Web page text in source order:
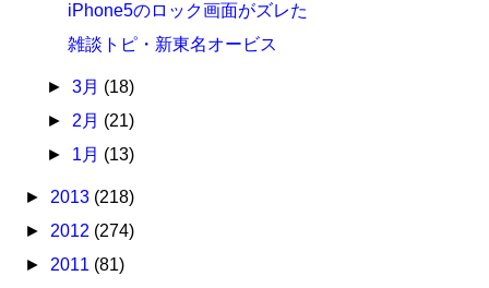
iPhone5のロック画面がズレた
雑談トピ・新東名オービス
► 3月 (18)
► 2月 (21)
► 1月 (13)
► 2013 (218)
► 2012 (274)
► 2011 (81)